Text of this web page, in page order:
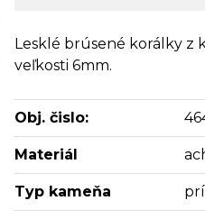
Lesklé brúsené korálky z
veľkosti 6mm.
Obj. čislo:
Materiál
Typ kameňa